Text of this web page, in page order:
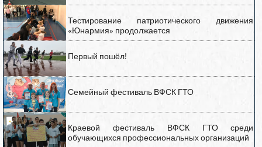
Тестирование патриотического движения
«Юнармия» продолжается
Первый пошёл!
Семейный фестиваль ВФСК ГТО
Краевой фестиваль ВФСК ГТО среди
обучающихся профессиональных организаций